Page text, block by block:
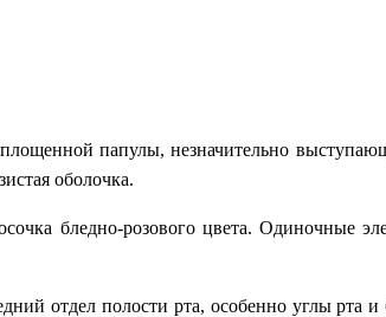
папулы, незначительно
оболочка.
бледно-розового цвета.
отдел полости рта, особенно углы